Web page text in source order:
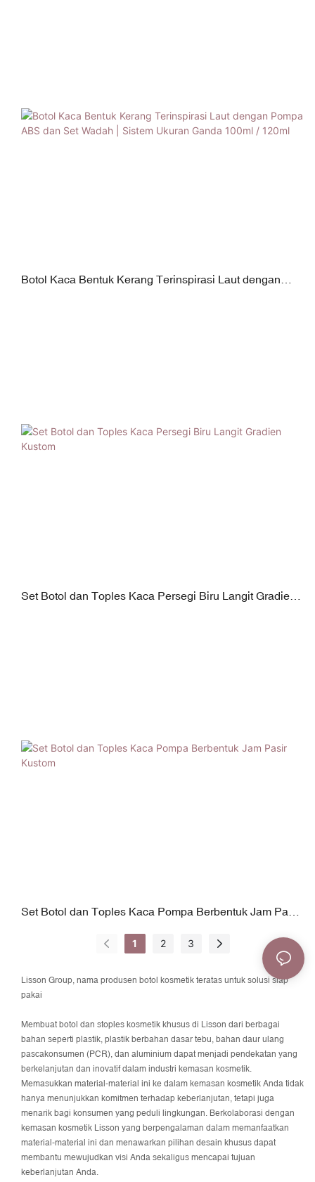
Botol Kaca Bentuk Kerang Terinspirasi Laut dengan
Set Botol dan Toples Kaca Persegi Biru Langit Gradien
Set Botol dan Toples Kaca Pompa Berbentuk Jam Pasir
1 2 3
Lisson Group, nama produsen botol kosmetik teratas untuk solusi siap
pakai
Membuat botol dan stoples kosmetik khusus di Lisson dari berbagai
bahan seperti plastik, plastik berbahan dasar tebu, bahan daur ulang
pascakonsumen (PCR), dan aluminium dapat menjadi pendekatan yang
berkelanjutan dan inovatif dalam industri kemasan kosmetik.
Memasukkan material-material ini ke dalam kemasan kosmetik Anda tidak
hanya menunjukkan komitmen terhadap keberlanjutan, tetapi juga
menarik bagi konsumen yang peduli lingkungan. Berkolaborasi dengan
kemasan kosmetik Lisson yang berpengalaman dalam memanfaatkan
material-material ini dan menawarkan pilihan desain khusus dapat
membantu mewujudkan visi Anda sekaligus mencapai tujuan
keberlanjutan Anda.